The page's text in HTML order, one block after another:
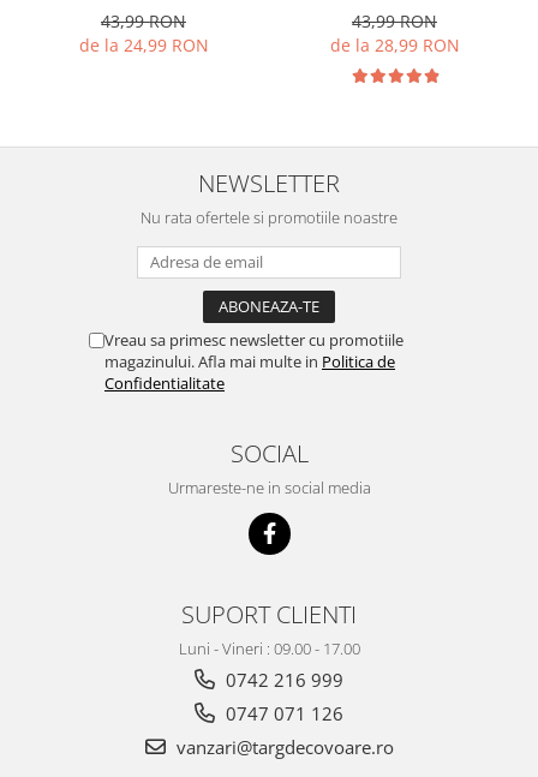
43,99 RON
de la 24,99 RON
43,99 RON
de la 28,99 RON
NEWSLETTER
Nu rata ofertele si promotiile noastre
Vreau sa primesc newsletter cu promotiile
magazinului. Afla mai multe in Politica de
Confidentialitate
SOCIAL
Urmareste-ne in social media
SUPORT CLIENTI
Luni - Vineri : 09.00 - 17.00
0742 216 999
0747 071 126
vanzari@targdecovoare.ro